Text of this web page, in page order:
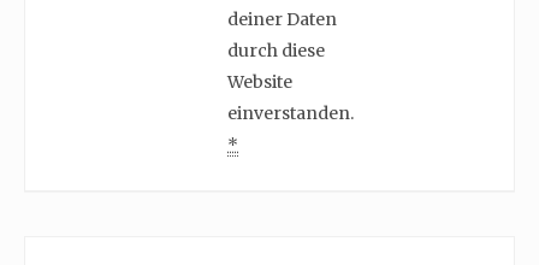
deiner Daten
durch diese
Website
einverstanden.
*